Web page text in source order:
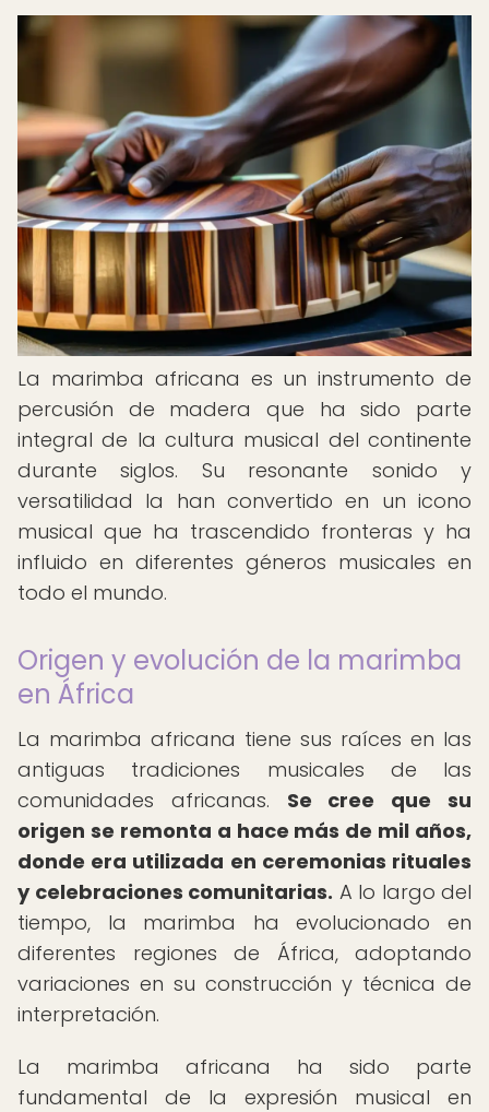
La marimba africana es un instrumento de
percusión de madera que ha sido parte
integral de la cultura musical del continente
durante siglos. Su resonante sonido y
versatilidad la han convertido en un icono
musical que ha trascendido fronteras y ha
influido en diferentes géneros musicales en
todo el mundo.
Origen y evolución de la marimba
en África
La marimba africana tiene sus raíces en las
antiguas tradiciones musicales de las
comunidades africanas. Se cree que su
origen se remonta a hace más de mil años,
donde era utilizada en ceremonias rituales
y celebraciones comunitarias. A lo largo del
tiempo, la marimba ha evolucionado en
diferentes regiones de África, adoptando
variaciones en su construcción y técnica de
interpretación.
La marimba africana ha sido parte
fundamental de la expresión musical en